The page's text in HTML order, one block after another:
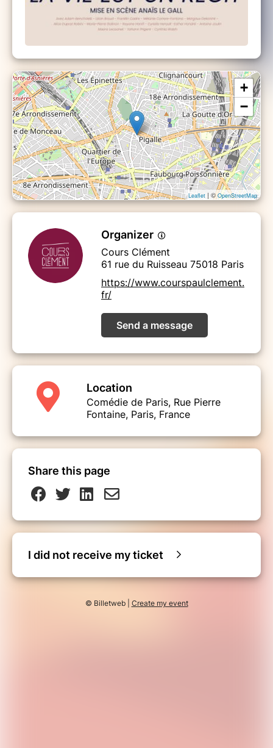
+
−
Leaflet | ©OpenStreetMap
Organizer
Cours Clément
61 rue du Ruisseau 75018 Paris
https://www.courspaulclement.
fr/
Send a message
Location
Comédie de Paris, Rue Pierre
Fontaine, Paris, France
Share this page
I did not receive my ticket
© Billetweb | Create my event